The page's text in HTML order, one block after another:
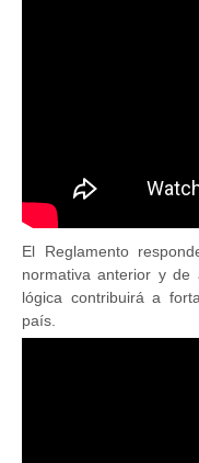
El Reglamento
normativa anterior y de
lógica contribuirá a
país.